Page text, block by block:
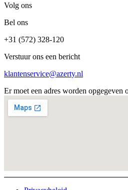
Volg ons
Bel ons
+31 (572) 328-120
Verstuur ons een bericht
klantenservice@azerty.nl
Er moet een adres worden opgegeven